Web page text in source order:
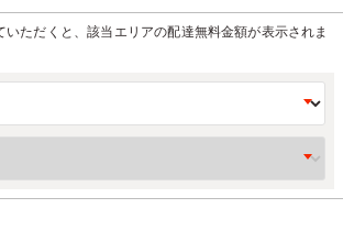
いただくと、該当エリアの配達無料金額が表示されま